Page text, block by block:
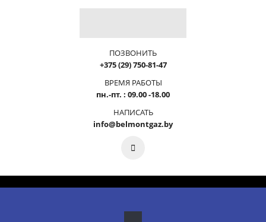
ПОЗВОНИТЬ
+375 (29) 750-81-47
ВРЕМЯ РАБОТЫ
пн.-пт. : 09.00 -18.00
НАПИСАТЬ
info@belmontgaz.by